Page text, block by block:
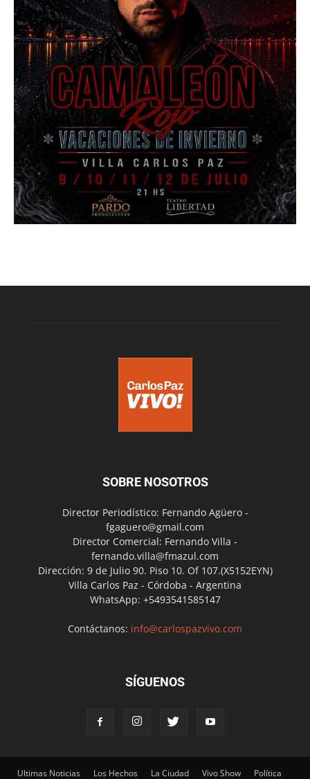
SOBRE NOSOTROS
Director Periodístico: Fernando Agüero -
fgaguero@gmail.com
Director Comercial: Fernando Villa -
fernando.villa@fmazul.com
Dirección: 9 de Julio 90. Piso 10. Of 107.(X5152EYN)
Villa Carlos Paz - Córdoba - Argentina
WhatsApp: +5493541585147
Contáctanos: info@carlospazvivo.com
SÍGUENOS
Ultimas Noticias Los Hechos La Ciudad Vivo Show Política